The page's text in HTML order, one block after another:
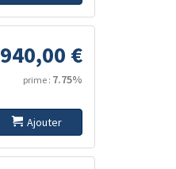
940,00 €
prime : 7.75%
Ajouter